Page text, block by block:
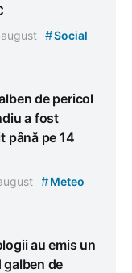
#Social
de pericol
a fost
până pe 14
#Meteo
au emis un
galben de